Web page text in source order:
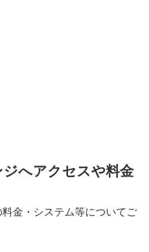
へアクセスや料金
金・システム等についてご